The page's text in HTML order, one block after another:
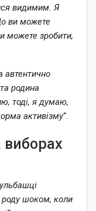
видимим. Я
ви можете
можете зробити,
родина
тоді, я думаю,
активізму“.
роду шоком, коли